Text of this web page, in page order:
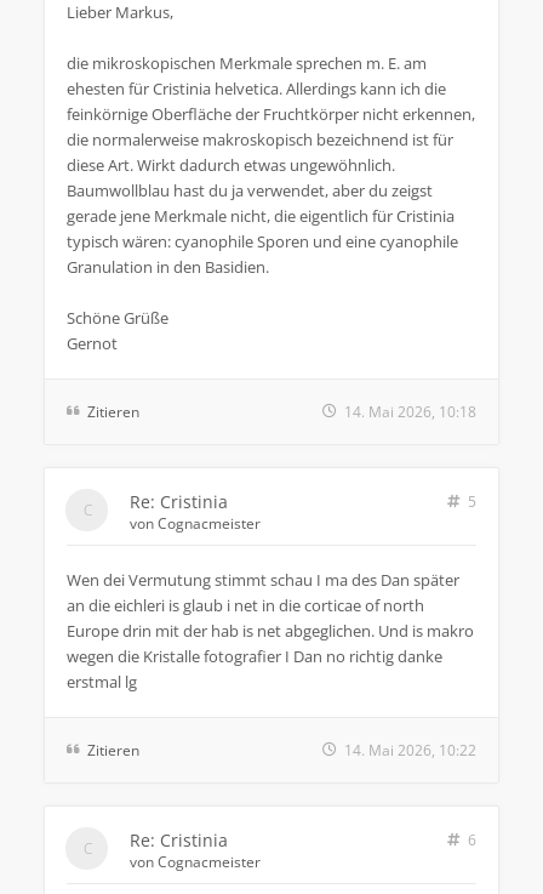
Lieber Markus,
die mikroskopischen Merkmale sprechen m. E. am
ehesten für Cristinia helvetica. Allerdings kann ich die
feinkörnige Oberfläche der Fruchtkörper nicht erkennen,
die normalerweise makroskopisch bezeichnend ist für
diese Art. Wirkt dadurch etwas ungewöhnlich.
Baumwollblau hast du ja verwendet, aber du zeigst
gerade jene Merkmale nicht, die eigentlich für Cristinia
typisch wären: cyanophile Sporen und eine cyanophile
Granulation in den Basidien.
Schöne Grüße
Gernot
Zitieren 14. Mai 2026, 10:18
Re: Cristinia
5
vonCognacmeister
Wen dei Vermutung stimmt schau I ma des Dan später
an die eichleri is glaub i net in die corticae of north
Europe drin mit der hab is net abgeglichen. Und is makro
wegen die Kristalle fotografier I Dan no richtig danke
erstmal lg
Zitieren 14. Mai 2026, 10:22
Re: Cristinia
6
vonCognacmeister